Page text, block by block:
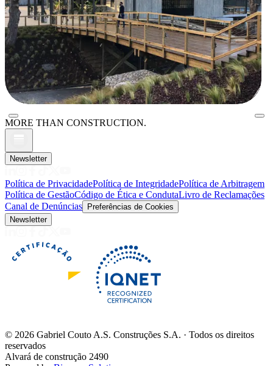
MORE THAN CONSTRUCTION.
Newsletter
Política de PrivacidadePolítica de IntegridadePolítica de Arbitragem
Política de GestãoCódigo de Ética e CondutaLivro de Reclamações
Canal de Denúncias
Preferências de Cookies
Newsletter
© 2026 Gabriel Couto A.S. Construções S.A. · Todos os direitos
reservados
Alvará de construção 2490